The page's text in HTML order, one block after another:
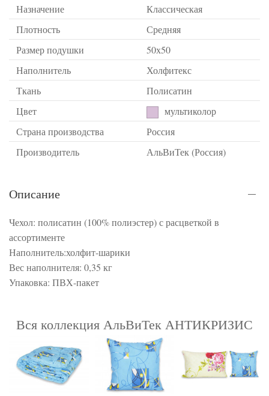
Назначение
Классическая
Плотность
Средняя
Размер подушки
50х50
Наполнитель
Холфитекс
Ткань
Полисатин
Цвет
мультиколор
Страна производства
Россия
Производитель
АльВиТек (Россия)
Описание
Чехол: полисатин (100% полиэстер) с расцветкой в
ассортименте
Наполнитель:холфит-шарики
Вес наполнителя: 0,35 кг
Упаковка: ПВХ-пакет
Вся коллекция АльВиТек АНТИКРИЗИС